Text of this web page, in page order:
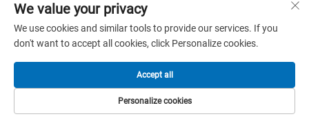
[email protected]
Bản quyền © Zhejiang Universal Trading Co.,Ltd. Đã được bảo lưu
Chính
sách bảo mật
We value your privacy
We use cookies and similar tools to provide our services. If you
don't want to accept all cookies, click Personalize cookies.
Personalize cookies
Accept all